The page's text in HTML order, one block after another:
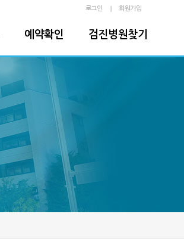
로그인 회원가입
예약확인 검진병원찾기